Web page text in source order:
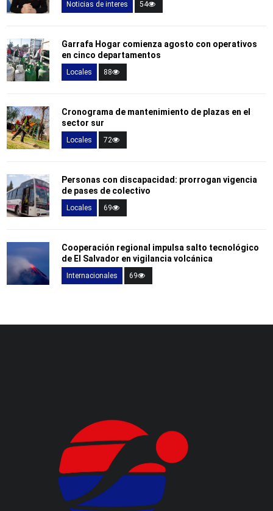
Noticias de interes 54
Garrafa Hogar comienza agosto con operativos
en cinco departamentos
Locales 88
Cronograma de mantenimiento de plazas en el
sector sur
Locales 72
Personas con discapacidad: prorrogan vigencia
de pases de colectivo
Locales 69
Cooperación regional impulsa salto tecnológico
de El Salvador en vigilancia volcánica
Internacionales 69